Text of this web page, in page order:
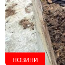
НОВИНИ